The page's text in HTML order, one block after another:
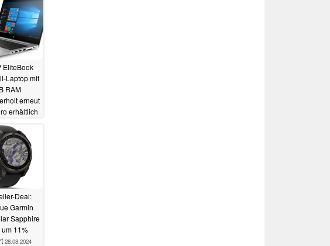
EliteBook
Laptop mit
RAM
erneut
erhältlich
Deal:
Garmin
Sapphire
11%
28.08.2024